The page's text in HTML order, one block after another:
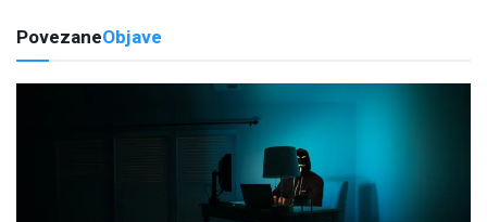
PovezaneObjave